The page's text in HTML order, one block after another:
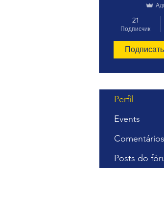
21
Подписчик
Perfil
Events
Posts do